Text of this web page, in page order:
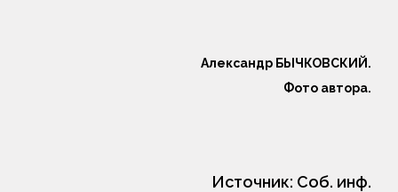
Александр БЫЧКОВСКИЙ.
Фото автора.
Источник: Соб. инф.